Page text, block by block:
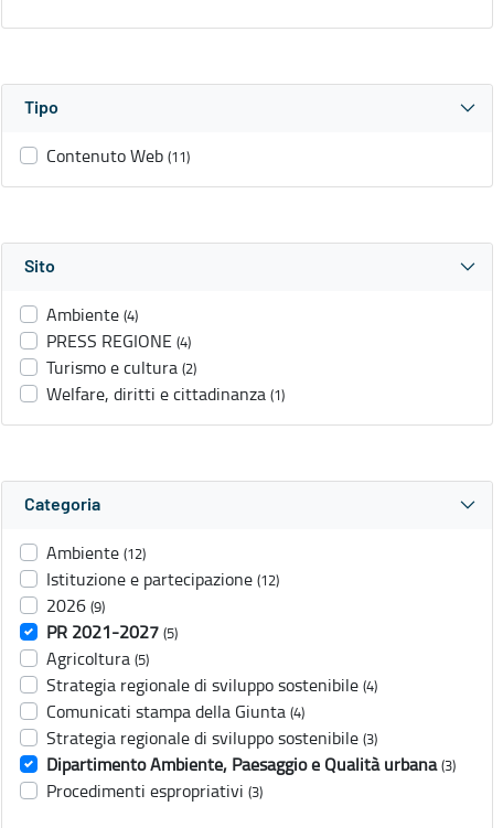
Tipo
Contenuto Web (11)
Sito
Ambiente (4)
PRESS REGIONE (4)
Turismo e cultura (2)
Welfare, diritti e cittadinanza (1)
Categoria
Ambiente (12)
Istituzione e partecipazione (12)
2026 (9)
PR 2021-2027 (5)
Agricoltura (5)
Strategia regionale di sviluppo sostenibile (4)
Comunicati stampa della Giunta (4)
Strategia regionale di sviluppo sostenibile (3)
Dipartimento Ambiente, Paesaggio e Qualità urbana (3)
Procedimenti espropriativi (3)